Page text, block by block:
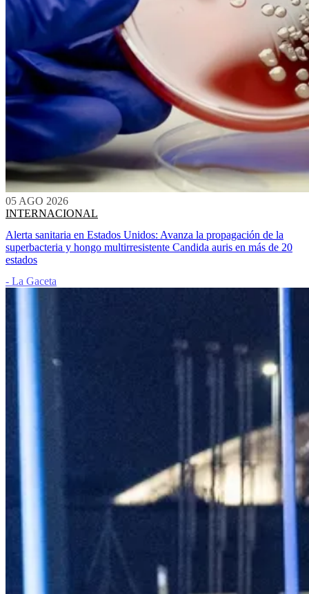
05 AGO 2026
INTERNACIONAL
Alerta sanitaria en Estados Unidos: Avanza la propagación de la
superbacteria y hongo multirresistente Candida auris en más de 20
estados
- La Gaceta